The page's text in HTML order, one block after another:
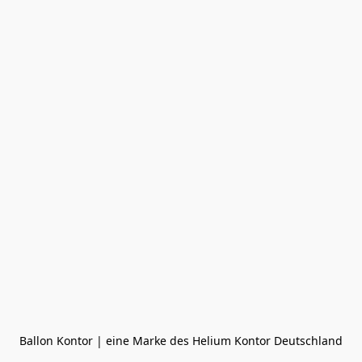
Ballon Kontor | eine Marke des Helium Kontor Deutschland